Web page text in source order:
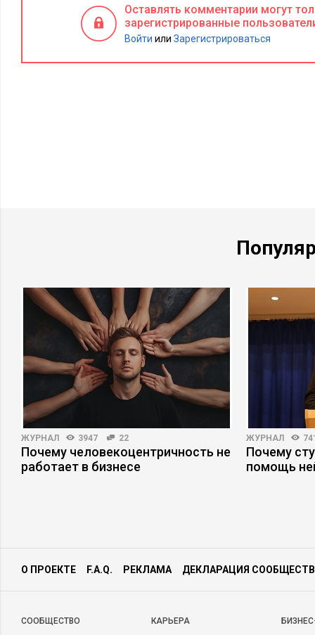
Оставлять комментарии могут
зарегистрированные
Войти или Зарегистрироваться
ЖУРНАЛ 3947 22
Почему человекоцентричность не
работает в бизнесе
ЖУРНАЛ
Почему
помощь
О ПРОЕКТЕ F.A.Q. РЕКЛАМА ДЕКЛАРАЦИЯ
CООБЩЕСТВО КАРЬЕРА